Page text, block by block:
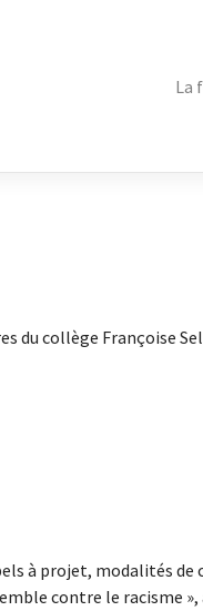
La
du collège Françoise
à projet, modalités de
contre le racisme